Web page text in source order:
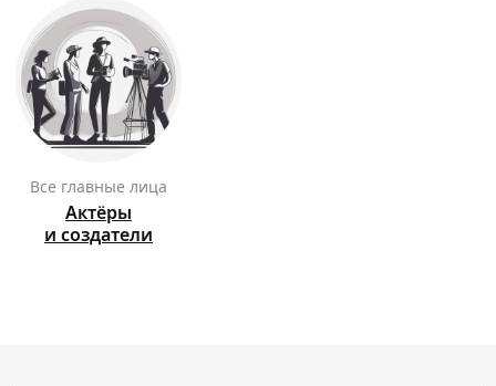
Все главные лица
Актёры
и создатели